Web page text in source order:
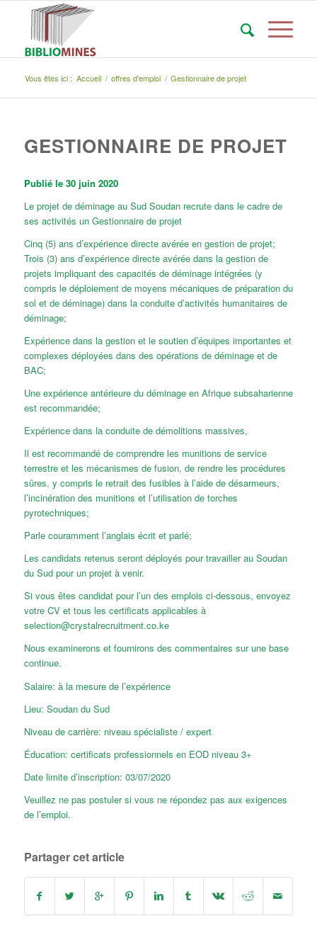
Vous êtes ici : Accueil / offres d'emploi / Gestionnaire de projet
GESTIONNAIRE DE PROJET
Publié le 30 juin 2020
Le projet de déminage au Sud Soudan recrute dans le cadre de
ses activités un Gestionnaire de projet
Cinq (5) ans d’expérience directe avérée en gestion de projet;
Trois (3) ans d’expérience directe avérée dans la gestion de
projets impliquant des capacités de déminage intégrées (y
compris le déploiement de moyens mécaniques de préparation du
sol et de déminage) dans la conduite d’activités humanitaires de
déminage;
Expérience dans la gestion et le soutien d’équipes importantes et
complexes déployées dans des opérations de déminage et de
BAC;
Une expérience antérieure du déminage en Afrique subsaharienne
est recommandée;
Expérience dans la conduite de démolitions massives,
Il est recommandé de comprendre les munitions de service
terrestre et les mécanismes de fusion, de rendre les procédures
sûres, y compris le retrait des fusibles à l’aide de désarmeurs,
l’incinération des munitions et l’utilisation de torches
pyrotechniques;
Parle couramment l’anglais écrit et parlé;
Les candidats retenus seront déployés pour travailler au Soudan
du Sud pour un projet à venir.
Si vous êtes candidat pour l’un des emplois ci-dessous, envoyez
votre CV et tous les certificats applicables à
selection@crystalrecruitment.co.ke
Nous examinerons et fournirons des commentaires sur une base
continue.
Salaire: à la mesure de l’expérience
Lieu: Soudan du Sud
Niveau de carrière: niveau spécialiste / expert
Éducation: certificats professionnels en EOD niveau 3+
Date limite d’inscription: 03/07/2020
Veuillez ne pas postuler si vous ne répondez pas aux exigences
de l’emploi.
Partager cet article